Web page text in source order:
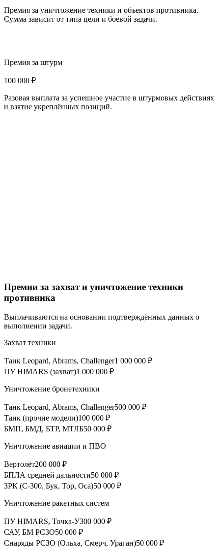
Премия за уничтожение техники и объектов противника.
Сумма зависит от типа цели и боевой задачи.
Премия за штурм
100 000 ₽
Разовая выплата за успешное участие в штурмовых действиях
и взятие укреплённых позиций.
Премии за захват и уничтожение техники
противника
Выплачиваются на основании подтверждённых данных о
выполнении задачи.
Захват техники
Танк Leopard, Abrams, Challenger1 000 000 ₽
ПУ HIMARS (захват)1 000 000 ₽
Уничтожение бронетехники
Танк Leopard, Abrams, Challenger500 000 ₽
Танк (прочие модели)100 000 ₽
БМП, БМД, БТР, МТЛБ50 000 ₽
Уничтожение авиации и ПВО
Вертолёт200 000 ₽
БПЛА средней дальности50 000 ₽
ЗРК (С-300, Бук, Тор, Оса)50 000 ₽
Уничтожение ракетных систем
ПУ HIMARS, Точка-У300 000 ₽
САУ, БМ РСЗО50 000 ₽
Снаряды РСЗО (Ольха, Смерч, Ураган)50 000 ₽